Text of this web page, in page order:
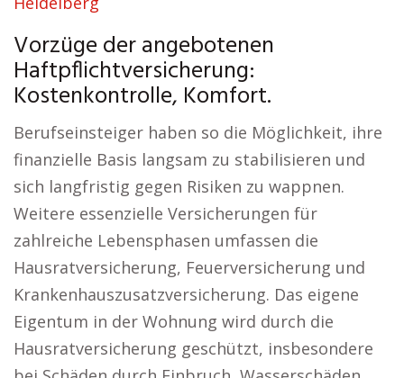
Vorzüge der angebotenen
Haftpflichtversicherung:
Kostenkontrolle, Komfort.
Berufseinsteiger haben so die Möglichkeit, ihre
finanzielle Basis langsam zu stabilisieren und
sich langfristig gegen Risiken zu wappnen.
Weitere essenzielle Versicherungen für
zahlreiche Lebensphasen umfassen die
Hausratversicherung, Feuerversicherung und
Krankenhauszusatzversicherung. Das eigene
Eigentum in der Wohnung wird durch die
Hausratversicherung geschützt, insbesondere